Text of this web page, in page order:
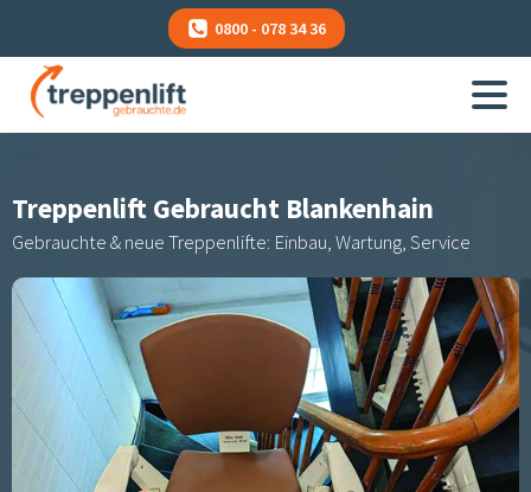
0800 - 078 34 36
Treppenlift Gebraucht Blankenhain
Gebrauchte & neue Treppenlifte: Einbau, Wartung, Service